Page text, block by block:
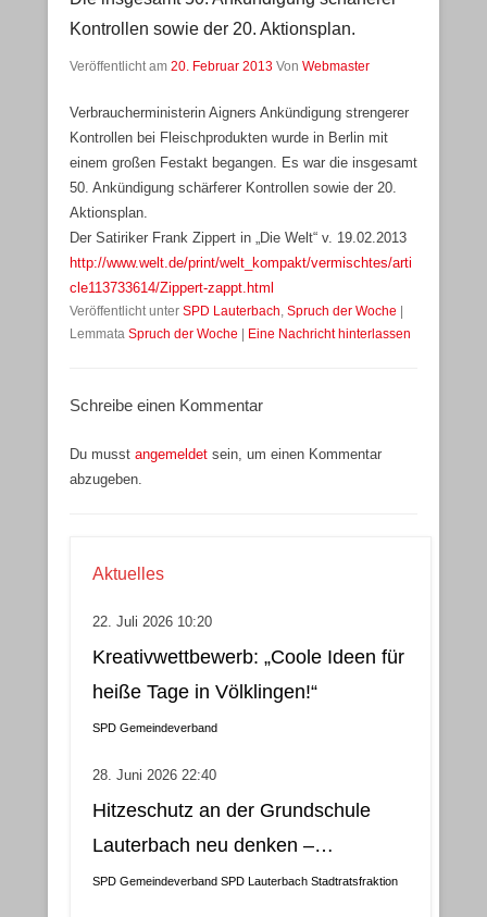
Kontrollen sowie der 20. Aktionsplan.
Veröffentlicht am 20. Februar 2013 Von Webmaster
Verbraucherministerin Aigners Ankündigung strengerer
Kontrollen bei Fleischprodukten wurde in Berlin mit
einem großen Festakt begangen. Es war die insgesamt
50. Ankündigung schärferer Kontrollen sowie der 20.
Aktionsplan.
Der Satiriker Frank Zippert in „Die Welt“ v. 19.02.2013
http://www.welt.de/print/welt_kompakt/vermischtes/arti
cle113733614/Zippert-zappt.html
Veröffentlicht unter SPD Lauterbach, Spruch der Woche
Lemmata Spruch der Woche Eine Nachricht hinterlassen
Schreibe einen Kommentar
Du musst angemeldet sein, um einen Kommentar
abzugeben.
Aktuelles
22. Juli 2026 10:20
Kreativwettbewerb: „Coole Ideen für
heiße Tage in Völklingen!“
SPD Gemeindeverband
28. Juni 2026 22:40
Hitzeschutz an der Grundschule
Lauterbach neu denken –
Klimatisierung als wirtschaftliche
SPD Gemeindeverband SPD Lauterbach Stadtratsfraktion